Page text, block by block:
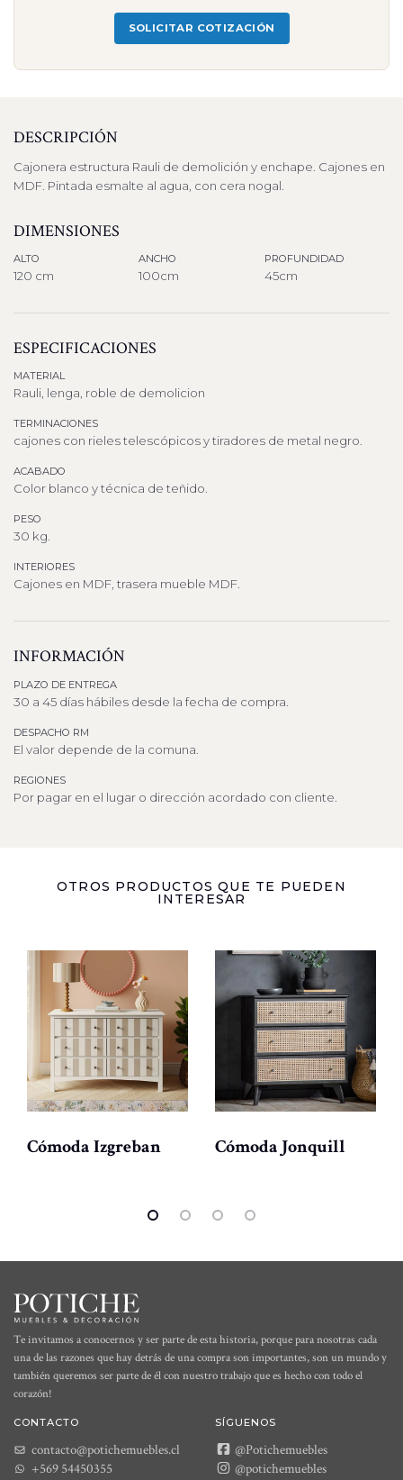
SOLICITAR COTIZACIÓN
DESCRIPCIÓN
Cajonera estructura Rauli de demolición y enchape. Cajones en
MDF. Pintada esmalte al agua, con cera nogal.
DIMENSIONES
ALTO
120 cm
ANCHO
100cm
PROFUNDIDAD
45cm
ESPECIFICACIONES
MATERIAL
Rauli, lenga, roble de demolicion
TERMINACIONES
cajones con rieles telescópicos y tiradores de metal negro.
ACABADO
Color blanco y técnica de teñido.
PESO
30 kg.
INTERIORES
Cajones en MDF, trasera mueble MDF.
INFORMACIÓN
PLAZO DE ENTREGA
30 a 45 días hábiles desde la fecha de compra.
DESPACHO RM
El valor depende de la comuna.
REGIONES
Por pagar en el lugar o dirección acordado con cliente.
OTROS PRODUCTOS QUE TE PUEDEN
INTERESAR
Cómoda Izgreban Cómoda Jonquill
Te invitamos a conocernos y ser parte de esta historia, porque para nosotras cada
una de las razones que hay detrás de una compra son importantes, son un mundo y
también queremos ser parte de él con nuestro trabajo que es hecho con todo el
corazón!
CONTACTO
contacto@potichemuebles.cl
+569 54450355
SÍGUENOS
@Potichemuebles
@potichemuebles